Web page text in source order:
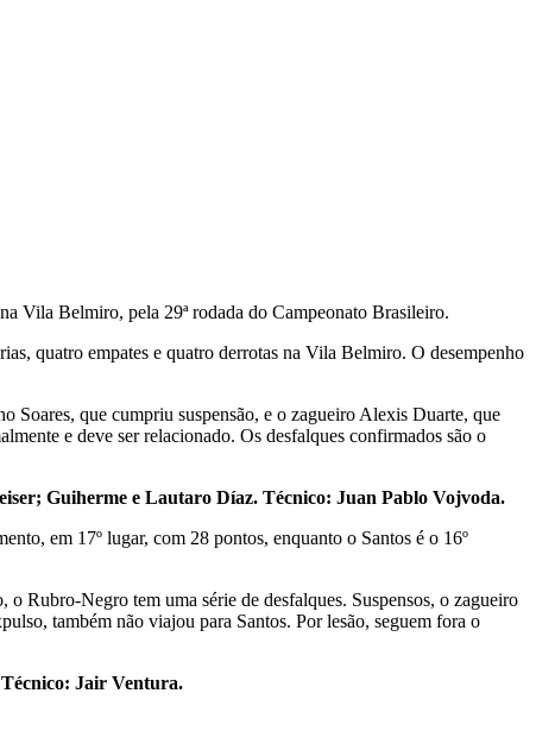
Vila Belmiro, pela 29ª rodada do Campeonato Brasileiro.
quatro empates e quatro derrotas na Vila Belmiro. O desempenho
Soares, que cumpriu suspensão, e o zagueiro Alexis Duarte, que
e deve ser relacionado. Os desfalques confirmados são o
Guiherme e Lautaro Díaz. Técnico: Juan Pablo Vojvoda.
em 17º lugar, com 28 pontos, enquanto o Santos é o 16º
Rubro-Negro tem uma série de desfalques. Suspensos, o zagueiro
também não viajou para Santos. Por lesão, seguem fora o
Jair Ventura.